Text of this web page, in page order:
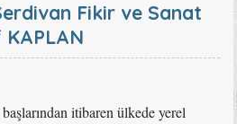
Fikir ve Sanat
itibaren ülkede yerel